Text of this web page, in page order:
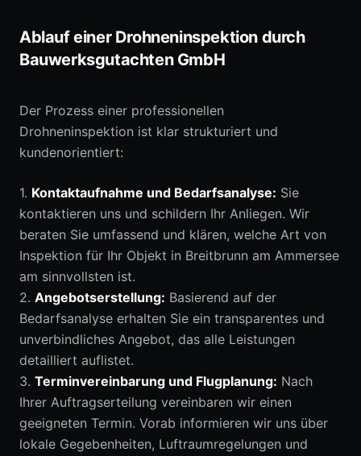
Ablauf einer Drohneninspektion durch
Bauwerksgutachten GmbH
Der Prozess einer professionellen
Drohneninspektion ist klar strukturiert und
kundenorientiert:
1. Kontaktaufnahme und Bedarfsanalyse: Sie
kontaktieren uns und schildern Ihr Anliegen. Wir
beraten Sie umfassend und klären, welche Art von
Inspektion für Ihr Objekt in Breitbrunn am Ammersee
am sinnvollsten ist.
2. Angebotserstellung: Basierend auf der
Bedarfsanalyse erhalten Sie ein transparentes und
unverbindliches Angebot, das alle Leistungen
detailliert auflistet.
3. Terminvereinbarung und Flugplanung: Nach
Ihrer Auftragserteilung vereinbaren wir einen
geeigneten Termin. Vorab informieren wir uns über
lokale Gegebenheiten, Luftraumregelungen und